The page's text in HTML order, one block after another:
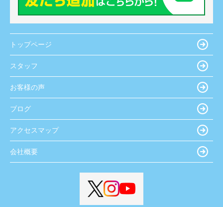
トップページ
スタッフ
お客様の声
ブログ
アクセスマップ
会社概要